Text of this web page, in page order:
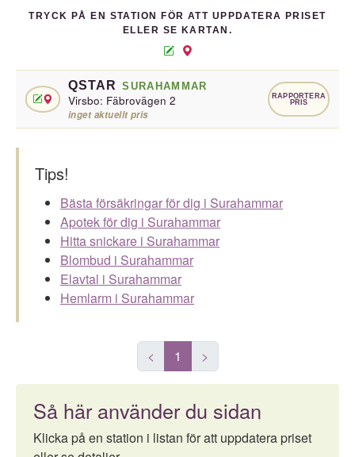
TRYCK PÅ EN STATION FÖR ATT UPPDATERA PRISET
ELLER SE KARTAN.
QSTAR SURAHAMMAR
Virsbo: Fäbrovägen 2
inget aktuellt pris
RAPPORTERA
PRIS
Tips!
Bästa försäkringar för dig i Surahammar
Apotek för dig i Surahammar
Hitta snickare i Surahammar
Blombud i Surahammar
Elavtal i Surahammar
Hemlarm i Surahammar
< 1 >
Så här använder du sidan
Klicka på en station i listan för att uppdatera priset